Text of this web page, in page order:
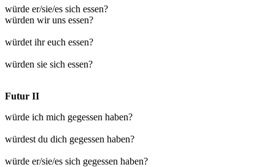
würde er/sie/es sich essen?
würden wir uns essen?
würdet ihr euch essen?
würden sie sich essen?
Futur II
würde ich mich gegessen haben?
würdest du dich gegessen haben?
würde er/sie/es sich gegessen haben?